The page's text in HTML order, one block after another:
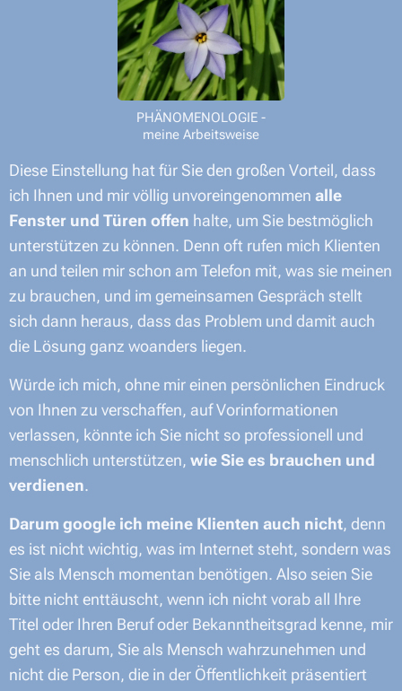
PHÄNOMENOLOGIE -
meine Arbeitsweise
Diese Einstellung hat für Sie den großen Vorteil, dass
ich Ihnen und mir völlig unvoreingenommen alle
Fenster und Türen offen halte, um Sie bestmöglich
unterstützen zu können. Denn oft rufen mich Klienten
an und teilen mir schon am Telefon mit, was sie meinen
zu brauchen, und im gemeinsamen Gespräch stellt
sich dann heraus, dass das Problem und damit auch
die Lösung ganz woanders liegen.
Würde ich mich, ohne mir einen persönlichen Eindruck
von Ihnen zu verschaffen, auf Vorinformationen
verlassen, könnte ich Sie nicht so professionell und
menschlich unterstützen, wie Sie es brauchen und
verdienen.
Darum google ich meine Klienten auch nicht, denn
es ist nicht wichtig, was im Internet steht, sondern was
Sie als Mensch momentan benötigen. Also seien Sie
bitte nicht enttäuscht, wenn ich nicht vorab all Ihre
Titel oder Ihren Beruf oder Bekanntheitsgrad kenne, mir
geht es darum, Sie als Mensch wahrzunehmen und
nicht die Person, die in der Öffentlichkeit präsentiert